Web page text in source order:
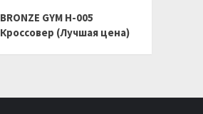
BRONZE GYM H-005
Кроссовер (Лучшая цена)